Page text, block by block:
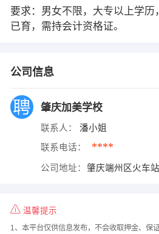
要求：男女不限，大专以上学历
已育，需持会计资格证。
公司信息
肇庆加美学校
联系人： 潘小姐
联系电话： ****
公司地址： 肇庆端州区火车
温馨提示
1、本平台仅供信息发布，不会收取押金、保证